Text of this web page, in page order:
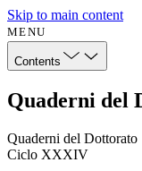
Skip to main content
MENU
Contents
Quaderni del
Quaderni del Dottorato
Ciclo XXXIV